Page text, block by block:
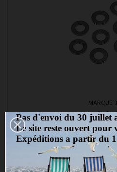
MARQUE:
RONDELLES
Rondelles
6,50
Pas d'envoi du 30 juillet
Le site reste ouvert pour
Expéditions a partir du